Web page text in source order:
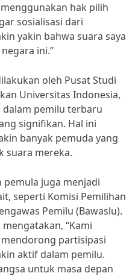
hak pilih
sosialisasi dari
yakin bahwa suara saya
ini.”
oleh Pusat Studi
Universitas Indonesia,
pemilu terbaru
signifikan. Hal ini
banyak pemuda yang
suara mereka.
pemula juga menjadi
seperti Komisi Pemilihan
Pemilu (Bawaslu).
“Kami
partisipasi
aktif dalam pemilu.
untuk masa depan